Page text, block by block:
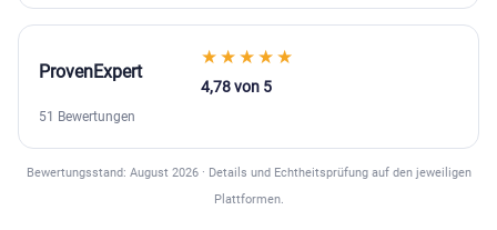
ProvenExpert
★★★★★
4,78 von 5
51 Bewertungen
Bewertungsstand: August 2026 · Details und Echtheitsprüfung auf den jeweiligen
Plattformen.